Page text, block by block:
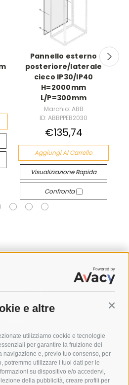
e altre
utilizziamo cookie e tecnologie
per garantire la fruizione dei
navigazione e, previo tuo consenso, per
potremmo utilizzare i tuoi dati per le
su dispositivo e/o accedervi,
della pubblicità, creare profili per
Pannello esterno
posteriore/laterale
cieco IP30/IP40
H=2000mm
L/P=300mm
Marchio: ABB
ID: ABBPPEB2030
€135,74
Aggiungi Al Carrello
Visualizzazione Rapida
Confronta
DI SPEDIZIONE
DI RESO
POLICY